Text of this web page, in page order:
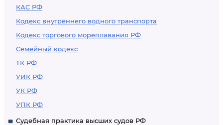
КАС РФ
Кодекс внутреннего водного транспорта
Кодекс торгового мореплавания РФ
Семейный кодекс
ТК РФ
УИК РФ
УК РФ
УПК РФ
Судебная практика высших судов РФ